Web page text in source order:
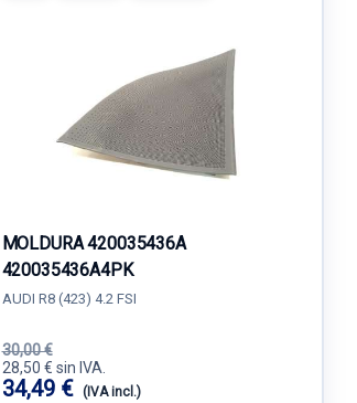
MOLDURA 420035436A
420035436A4PK
AUDI R8 (423) 4.2 FSI
30,00 €
28,50 € sin IVA.
34,49 € (IVA incl.)